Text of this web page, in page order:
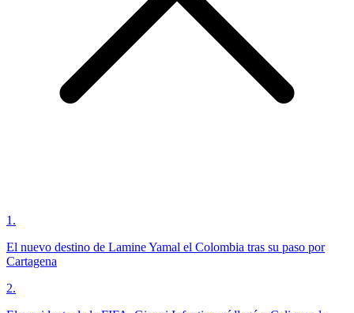
1 .
El nuevo destino de Lamine Yamal el Colombia tras su paso por
Cartagena
2.